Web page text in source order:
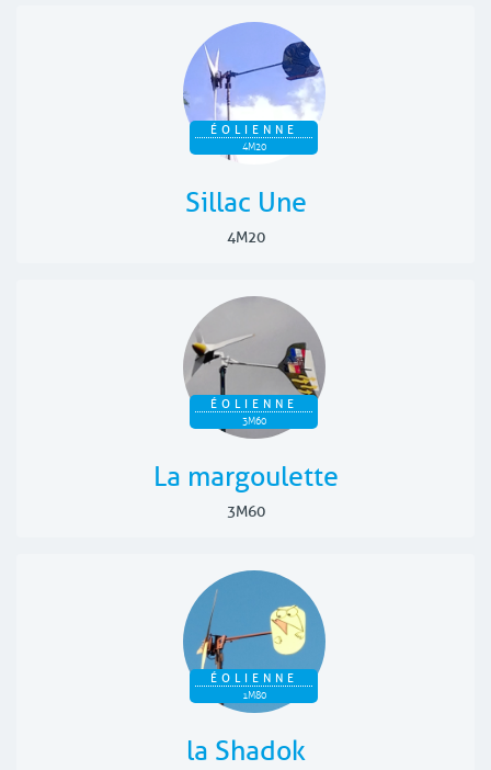
ÉOLIENNE
4M20
Sillac Une
4M20
ÉOLIENNE
3M60
La margoulette
3M60
ÉOLIENNE
1M80
la Shadok